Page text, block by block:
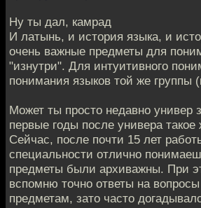
Ну ты дал, камрад
И латынь, и история языка, и
очень важные предметы для
"изнутри". Для интуитивного
понимания языков той же группы
Может ты просто недавно универ
первые годы после универа
Сейчас, после почти 15 лет
специальности отлично
предметы были архиважны. При
вспомню точно ответы на
предметам, зато часто